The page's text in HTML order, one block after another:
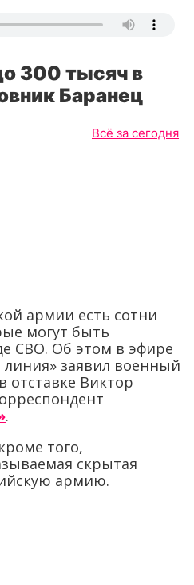
300 тысяч в
Баранец
Всё за сегодня
армии есть сотни
могут быть
СВО. Об этом в эфире
линия» заявил военный
отставке Виктор
.
того,
скрытая
армию.